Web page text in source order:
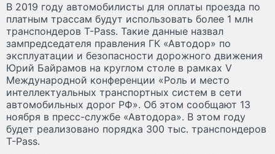
В 2019 году автомобилисты для оплаты проезда по
платным трассам будут использовать более 1 млн
транспондеров T-Pass. Такие данные назвал
зампредседателя правления ГК «Автодор» по
эксплуатации и безопасности дорожного движения
Юрий Байрамов на круглом столе в рамках V
Международной конференции «Роль и место
интеллектуальных транспортных систем в сети
автомобильных дорог РФ». Об этом сообщают 13
ноября в пресс-службе «Автодора». В этом году
будет реализовано порядка 300 тыс. транспондеров
T-Pass.